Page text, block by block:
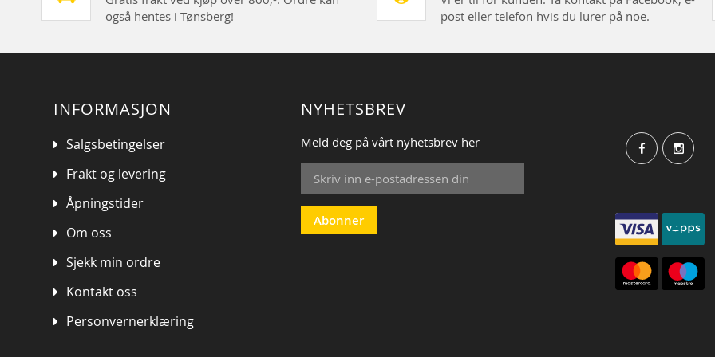
også hentes i Tønsberg!
post eller telefon hvis du lurer på noe.
INFORMASJON
Salgsbetingelser
Frakt og levering
Åpningstider
Om oss
Sjekk min ordre
Kontakt oss
Personvernerklæring
NYHETSBREV
Meld deg på vårt nyhetsbrev her
Sign
Up
for
Our
Newsletter:
Abonner